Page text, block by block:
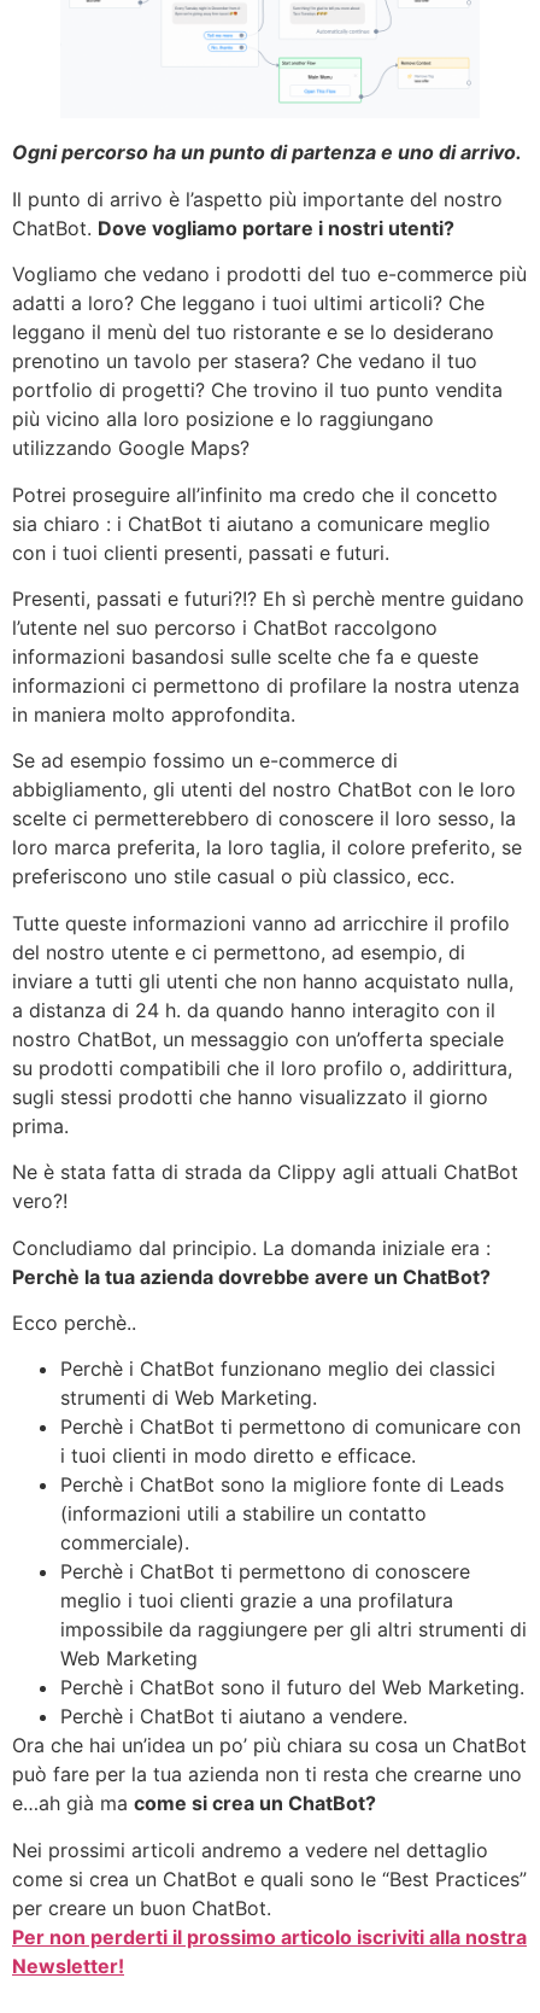
Ogni percorso ha un punto di partenza e uno di arrivo.
Il punto di arrivo è l’aspetto più importante del nostro
ChatBot. Dove vogliamo portare i nostri utenti?
Vogliamo che vedano i prodotti del tuo e-commerce più
adatti a loro? Che leggano i tuoi ultimi articoli? Che
leggano il menù del tuo ristorante e se lo desiderano
prenotino un tavolo per stasera? Che vedano il tuo
portfolio di progetti? Che trovino il tuo punto vendita
più vicino alla loro posizione e lo raggiungano
utilizzando Google Maps?
Potrei proseguire all’infinito ma credo che il concetto
sia chiaro : i ChatBot ti aiutano a comunicare meglio
con i tuoi clienti presenti, passati e futuri.
Presenti, passati e futuri?!? Eh sì perchè mentre guidano
l’utente nel suo percorso i ChatBot raccolgono
informazioni basandosi sulle scelte che fa e queste
informazioni ci permettono di profilare la nostra utenza
in maniera molto approfondita.
Se ad esempio fossimo un e-commerce di
abbigliamento, gli utenti del nostro ChatBot con le loro
scelte ci permetterebbero di conoscere il loro sesso, la
loro marca preferita, la loro taglia, il colore preferito, se
preferiscono uno stile casual o più classico, ecc.
Tutte queste informazioni vanno ad arricchire il profilo
del nostro utente e ci permettono, ad esempio, di
inviare a tutti gli utenti che non hanno acquistato nulla,
a distanza di 24 h. da quando hanno interagito con il
nostro ChatBot, un messaggio con un’offerta speciale
su prodotti compatibili che il loro profilo o, addirittura,
sugli stessi prodotti che hanno visualizzato il giorno
prima.
Ne è stata fatta di strada da Clippy agli attuali ChatBot
vero?!
Concludiamo dal principio. La domanda iniziale era :
Perchè la tua azienda dovrebbe avere un ChatBot?
Ecco perchè..
Perchè i ChatBot funzionano meglio dei classici
strumenti di Web Marketing.
Perchè i ChatBot ti permettono di comunicare con
i tuoi clienti in modo diretto e efficace.
Perchè i ChatBot sono la migliore fonte di Leads
(informazioni utili a stabilire un contatto
commerciale).
Perchè i ChatBot ti permettono di conoscere
meglio i tuoi clienti grazie a una profilatura
impossibile da raggiungere per gli altri strumenti di
Web Marketing
Perchè i ChatBot sono il futuro del Web Marketing.
Perchè i ChatBot ti aiutano a vendere.
Ora che hai un’idea un po’ più chiara su cosa un ChatBot
può fare per la tua azienda non ti resta che crearne uno
e…ah già ma come si crea un ChatBot?
Nei prossimi articoli andremo a vedere nel dettaglio
come si crea un ChatBot e quali sono le “Best Practices”
per creare un buon ChatBot.
Per non perderti il prossimo articolo iscriviti alla nostra
Newsletter!